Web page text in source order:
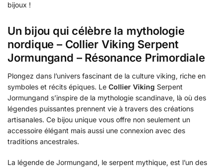
bijoux !
Un bijou qui célèbre la mythologie
nordique – Collier Viking Serpent
Jormungand – Résonance Primordiale
Plongez dans l’univers fascinant de la culture viking, riche en
symboles et récits épiques. Le Collier Viking Serpent
Jormungand s’inspire de la mythologie scandinave, là où des
légendes puissantes prennent vie à travers des créations
artisanales. Ce bijou unique vous offre non seulement un
accessoire élégant mais aussi une connexion avec des
traditions ancestrales.
La légende de Jormungand, le serpent mythique, est l’un des